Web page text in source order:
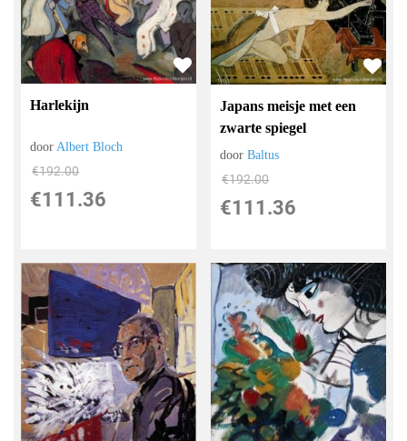
Harlekijn
door Albert Bloch
€192.00
€111.36
Japans meisje met een
zwarte spiegel
doorBaltus
€192.00
€111.36